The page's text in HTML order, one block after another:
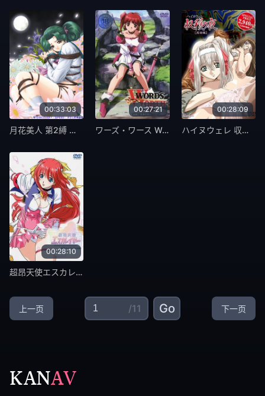
00:33:03
月花美人 第2縛 「霧の宴」 [中文字幕]
00:27:21
ワーズ・ワース Words Worth 外伝 後編「怒涛の中へ…」 [中文字幕]
00:28:09
ハイヌウェレ 収穫の夜 第二話 骨壷の中の灰 [中文字幕]
00:28:10
超昂天使エスカレイヤー ～Beat Angel Escalayer～ 第2話 ダイラストからの刺客！ [中文字幕]
上一页 /11 Go 下一页
KANAV